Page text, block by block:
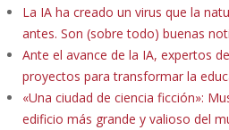
La IA ha creado un virus que la
antes. Son (sobre todo) buenas
Ante el avance de la IA, expertos
proyectos para transformar la
«Una ciudad de ciencia ficción»:
edificio más grande y valioso del